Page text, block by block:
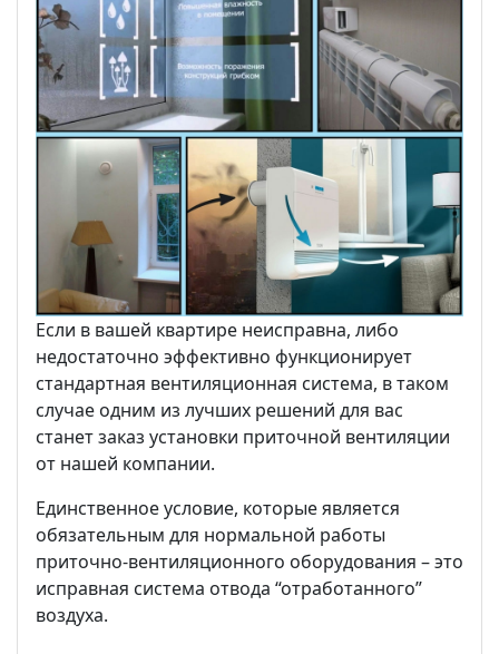
Если в вашей квартире неисправна, либо
недостаточно эффективно функционирует
стандартная вентиляционная система, в таком
случае одним из лучших решений для вас
станет заказ установки приточной вентиляции
от нашей компании.
Единственное условие, которые является
обязательным для нормальной работы
приточно-вентиляционного оборудования – это
исправная система отвода “отработанного”
воздуха.